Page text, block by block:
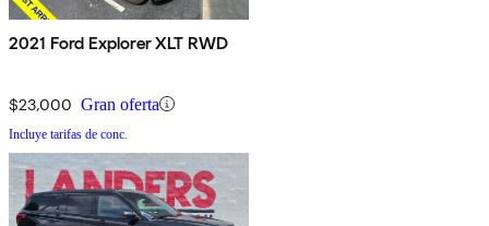
2021 Ford Explorer XLT RWD
$23,000 Gran oferta
Incluye tarifas de conc.